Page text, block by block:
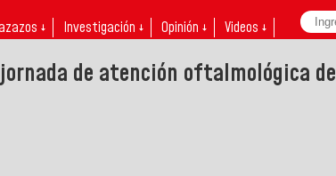
↓ Investigación ↓ Opinión ↓ Videos ↓
de atención oftalmológica de